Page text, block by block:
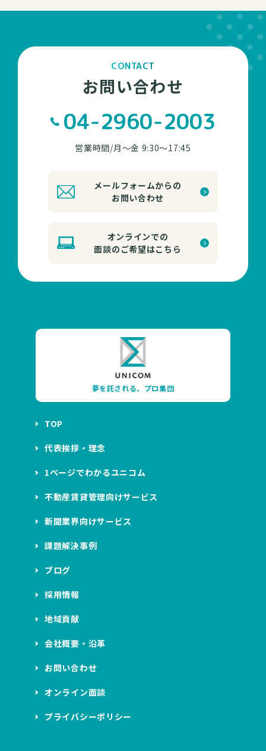
CONTACT
お問い合わせ
04-2960-2003
営業時間/月～金 9:30～17:45
メールフォームからの
お問い合わせ
オンラインでの
面談のご希望はこちら
夢を託される、プロ集団
TOP
代表挨拶・理念
1ページでわかるユニコム
不動産賃貸管理向けサービス
新聞業界向けサービス
課題解決事例
ブログ
採用情報
地域貢献
会社概要・沿革
お問い合わせ
オンライン面談
プライバシーポリシー